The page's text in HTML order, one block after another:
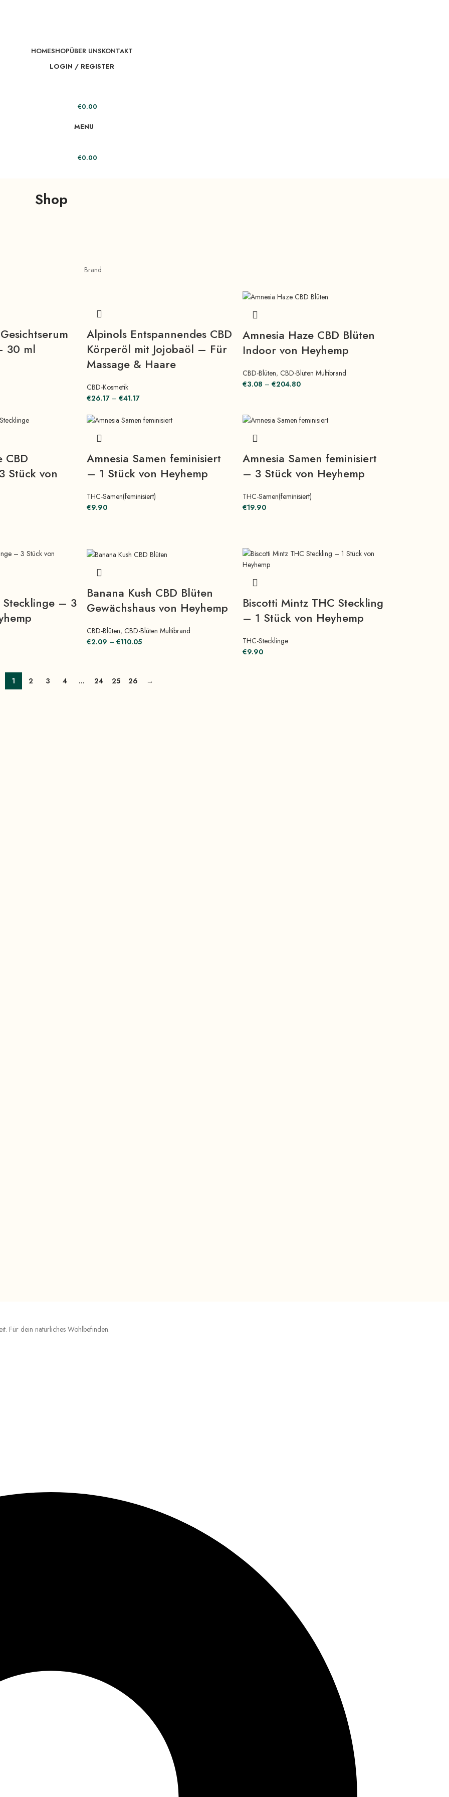
HOMESHOPÜBER UNSKONTAKT
LOGIN / REGISTER
€0.00
MENU
€0.00
Shop
Brand
30 ml
Alpinols Entspannendes CBD
Körperöl mit Jojobaöl – Für
Massage & Haare
CBD-Kosmetik
€26.17 – €41.17
Amnesia Haze CBD Blüten
Indoor von Heyhemp
CBD-Blüten, CBD-Blüten Multibrand
€3.08 – €204.80
CBD
Stück von
Amnesia Samen feminisiert
– 1 Stück von Heyhemp
THC-Samen(feminisiert)
€9.90
Amnesia Samen feminisiert
– 3 Stück von Heyhemp
THC-Samen(feminisiert)
€19.90
Stecklinge – 3
Banana Kush CBD Blüten
Gewächshaus von Heyhemp
CBD-Blüten, CBD-Blüten Multibrand
€2.09 – €110.05
Biscotti Mintz THC Steckling
– 1 Stück von Heyhemp
THC-Stecklinge
€9.90
1 2 3 4 … 24 25 26 →
Für dein natürliches Wohlbefinden.